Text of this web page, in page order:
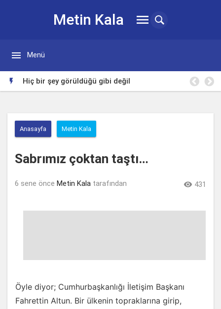
Metin Kala 
 Menü
 Hiç bir şey görüldüğü gibi değil
Anasayfa Metin Kala
Sabrımız çoktan taştı…
6 sene önce Metin Kala tarafından  431
Öyle diyor; Cumhurbaşkanlığı İletişim Başkanı
Fahrettin Altun. Bir ülkenin topraklarına girip,